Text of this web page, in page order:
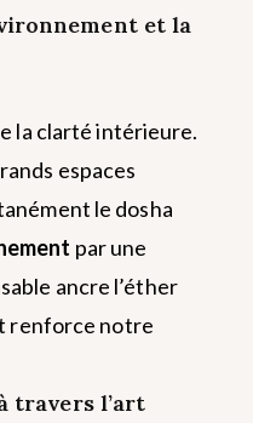
et la
la clarté intérieure.
espaces
le dosha
par une
ancre l’éther
renforce notre
travers l’art